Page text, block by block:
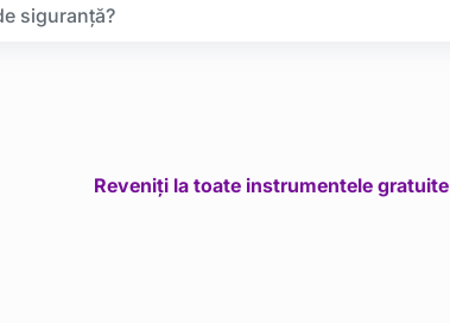
siguranță?
Reveniți la toate instrumentele gratuite